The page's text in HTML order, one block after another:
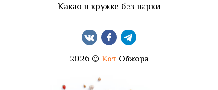
Какао в кружке без варки
2026 © КотОбжора